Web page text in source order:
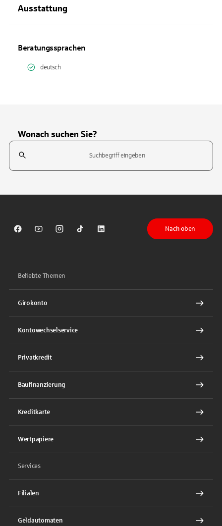
Ausstattung
Beratungssprachen
deutsch
Wonach suchen Sie?
Suchfeld
Sparkasse auf Facebook
Sparkasse auf Youtube
Sparkasse auf Instagram
Sparkasse auf TikTok
Sparkasse auf LinkedIn
Nach oben
Beliebte Themen
Girokonto
Kontowechselservice
Privatkredit
Baufinanzierung
Kreditkarte
Wertpapiere
Services
Filialen
Geldautomaten